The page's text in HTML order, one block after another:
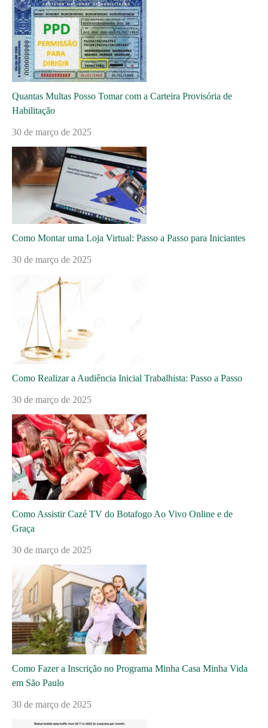
Quantas Multas Posso Tomar com a Carteira Provisória de
Habilitação
30 de março de 2025
Como Montar uma Loja Virtual: Passo a Passo para Iniciantes
30 de março de 2025
Como Realizar a Audiência Inicial Trabalhista: Passo a Passo
30 de março de 2025
Como Assistir Cazé TV do Botafogo Ao Vivo Online e de
Graça
30 de março de 2025
Como Fazer a Inscrição no Programa Minha Casa Minha Vida
em São Paulo
30 de março de 2025